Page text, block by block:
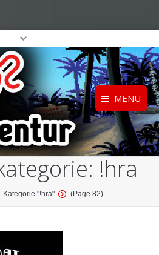
MENU
projektu
her
!hra
Kategorie "!hra" (Page 82)